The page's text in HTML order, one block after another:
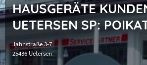
HAUSGERÄTE
UETERSEN SP:
Jahnstraße 3-7
25436 Uetersen